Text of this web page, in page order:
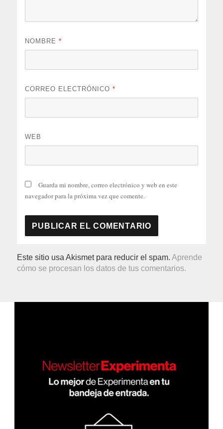
NOMBRE*
CORREO ELECTRÓNICO*
WEB
Guarda mi nombre, correo electrónico y web en este
navegador para la próxima vez que comente.
Este sitio usa Akismet para reducir el spam.Aprende
cómo se procesan los datos de tus comentarios.